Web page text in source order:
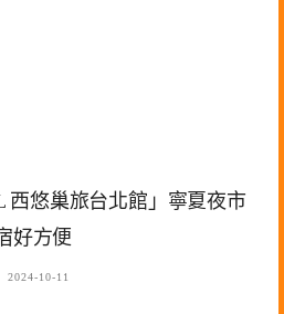
西悠巢旅台北館」寧夏夜市
好方便
2024-10-11